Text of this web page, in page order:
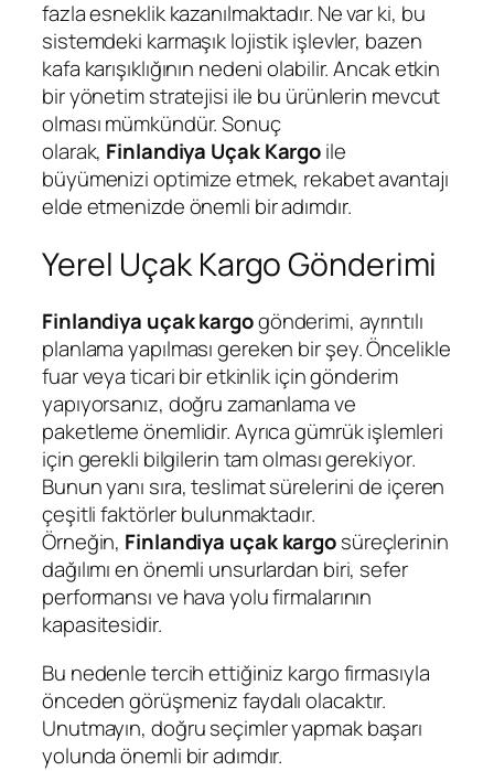
fazla esneklik kazanılmaktadır. Ne var ki, bu
sistemdeki karmaşık lojistik işlevler, bazen
kafa karışıklığının nedeni olabilir. Ancak etkin
bir yönetim stratejisi ile bu ürünlerin mevcut
olması mümkündür. Sonuç
olarak, Finlandiya Uçak Kargoile
büyümenizi optimize etmek, rekabet avantajı
elde etmenizde önemli bir adımdır.
Yerel Uçak Kargo Gönderimi
Finlandiya uçak kargogönderimi, ayrıntılı
planlama yapılması gereken bir şey. Öncelikle
fuar veya ticari bir etkinlik için gönderim
yapıyorsanız, doğru zamanlama ve
paketleme önemlidir. Ayrıca gümrük işlemleri
için gerekli bilgilerin tam olması gerekiyor.
Bunun yanı sıra, teslimat sürelerini de içeren
çeşitli faktörler bulunmaktadır.
Örneğin, Finlandiya uçak kargosüreçlerinin
dağılımı en önemli unsurlardan biri, sefer
performansı ve hava yolu firmalarının
kapasitesidir.
Bu nedenle tercih ettiğiniz kargo firmasıyla
önceden görüşmeniz faydalı olacaktır.
Unutmayın, doğru seçimler yapmak başarı
yolunda önemli bir adımdır.